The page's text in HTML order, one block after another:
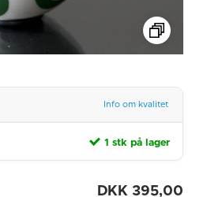
Info om kvalitet
1 stk på lager
DKK 395,00